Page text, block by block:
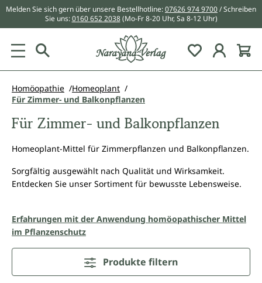
springen
Melden Sie sich gern über unsere Bestellhotline:07626 974 9700/ Schreiben
Sie uns:0160 652 2038 (Mo-Fr 8-20 Uhr, Sa 8-12 Uhr)
Du hast 0
Homöopathie
Homeoplant
Für Zimmer- und Balkonpflanzen
Für Zimmer- und Balkonpflanzen
Homeoplant-Mittel für Zimmerpflanzen und Balkonpflanzen.
Sorgfältig ausgewählt nach Qualität und Wirksamkeit.
Entdecken Sie unser Sortiment für bewusste Lebensweise.
Erfahrungen mit der Anwendung homöopathischer Mittel
im Pflanzenschutz
Produkte filtern